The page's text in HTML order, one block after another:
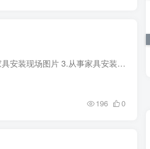
重庆招聘家具安装兼职人员 1.能看懂家具三视图 2.提供近期家具安装现场图片 3.从事家具安装1年以上
196 0